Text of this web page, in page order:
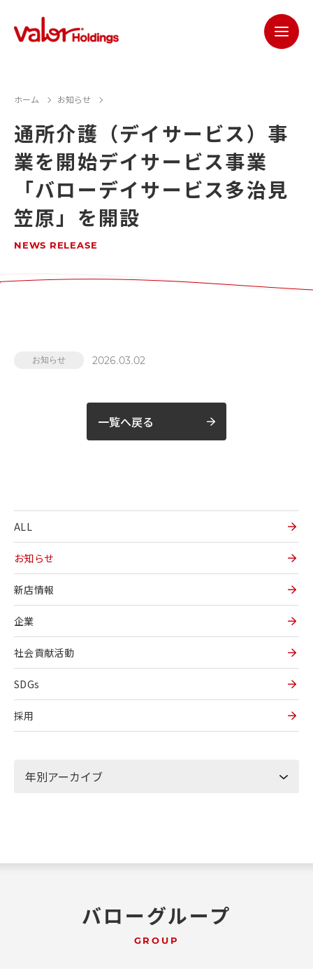
ホーム お知らせ
通所介護（デイサービス）事
業を開始デイサービス事業
「バローデイサービス多治見
笠原」を開設
NEWS RELEASE
ALL
お知らせ
新店情報
企業
社会貢献活動
SDGs
採用
お知らせ 2026.03.02
一覧へ戻る
バローグループ
GROUP